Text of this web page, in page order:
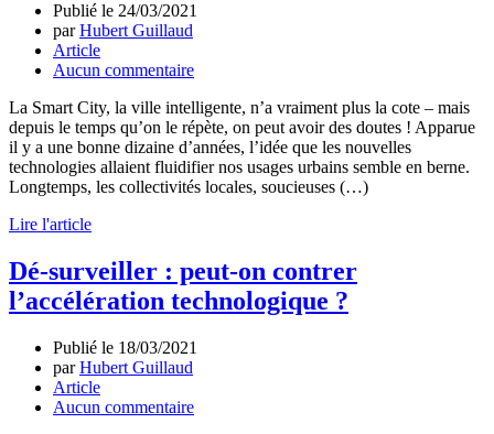
Publié le 24/03/2021
parHubert Guillaud
Article
Aucun commentaire
La Smart City, la ville intelligente, n’a vraiment plus la cote – mais
depuis le temps qu’on le répète, on peut avoir des doutes ! Apparue
il y a une bonne dizaine d’années, l’idée que les nouvelles
technologies allaient fluidifier nos usages urbains semble en berne.
Longtemps, les collectivités locales, soucieuses (…)
Lire l'article
Dé-surveiller : peut-on contrer
l’accélération technologique ?
Publié le 18/03/2021
parHubert Guillaud
Article
Aucun commentaire